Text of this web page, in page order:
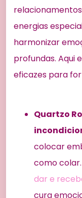
energias
harmonizar
profundas. Aqui
eficazes para
Quartzo
colocar
como
dar e
cura